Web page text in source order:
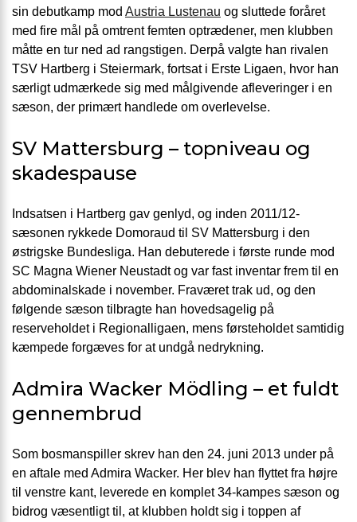
sin debutkamp mod Austria Lustenau og sluttede foråret
med fire mål på omtrent femten optrædener, men klubben
måtte en tur ned ad rangstigen. Derpå valgte han rivalen
TSV Hartberg i Steiermark, fortsat i Erste Ligaen, hvor han
særligt udmærkede sig med målgivende afleveringer i en
sæson, der primært handlede om overlevelse.
SV Mattersburg – topniveau og
skadespause
Indsatsen i Hartberg gav genlyd, og inden 2011/12-
sæsonen rykkede Domoraud til SV Mattersburg i den
østrigske Bundesliga. Han debuterede i første runde mod
SC Magna Wiener Neustadt og var fast inventar frem til en
abdominalskade i november. Fraværet trak ud, og den
følgende sæson tilbragte han hovedsagelig på
reserveholdet i Regionalligaen, mens førsteholdet samtidig
kæmpede forgæves for at undgå nedrykning.
Admira Wacker Mödling – et fuldt
gennembrud
Som bosmanspiller skrev han den 24. juni 2013 under på
en aftale med Admira Wacker. Her blev han flyttet fra højre
til venstre kant, leverede en komplet 34-kampes sæson og
bidrog væsentligt til, at klubben holdt sig i toppen af